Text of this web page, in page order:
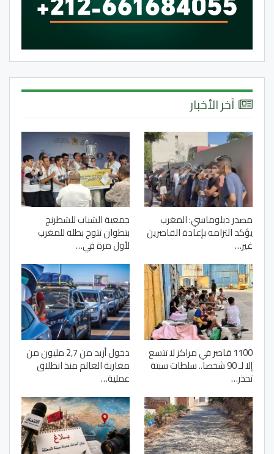
آخر الأخبار
مصدر دبلوماسي: المغرب
يؤكد التزامه بإعادة القاصرين
غير…
جمعية الشباب للشطرنج
بتطوان تتوج بطلة للمغرب
لأول مرة في…
1100 قاصر في مراكز لا تتسع
إلا لـ 90 شخصا.. سلطات سبتة
تحذر…
دخول أزيد من 2,7 مليون من
مغاربة العالم منذ انطلاق
عملية…